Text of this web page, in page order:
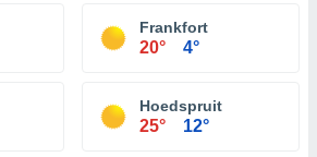
Frankfort
20° 4°
Hoedspruit
25° 12°